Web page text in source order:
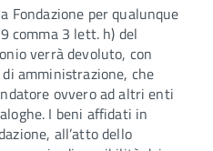
Fondazione per qualunque
comma 3 lett. h) del
verrà devoluto, con
amministrazione, che
ovvero ad altri enti
I beni affidati in
all’atto dello